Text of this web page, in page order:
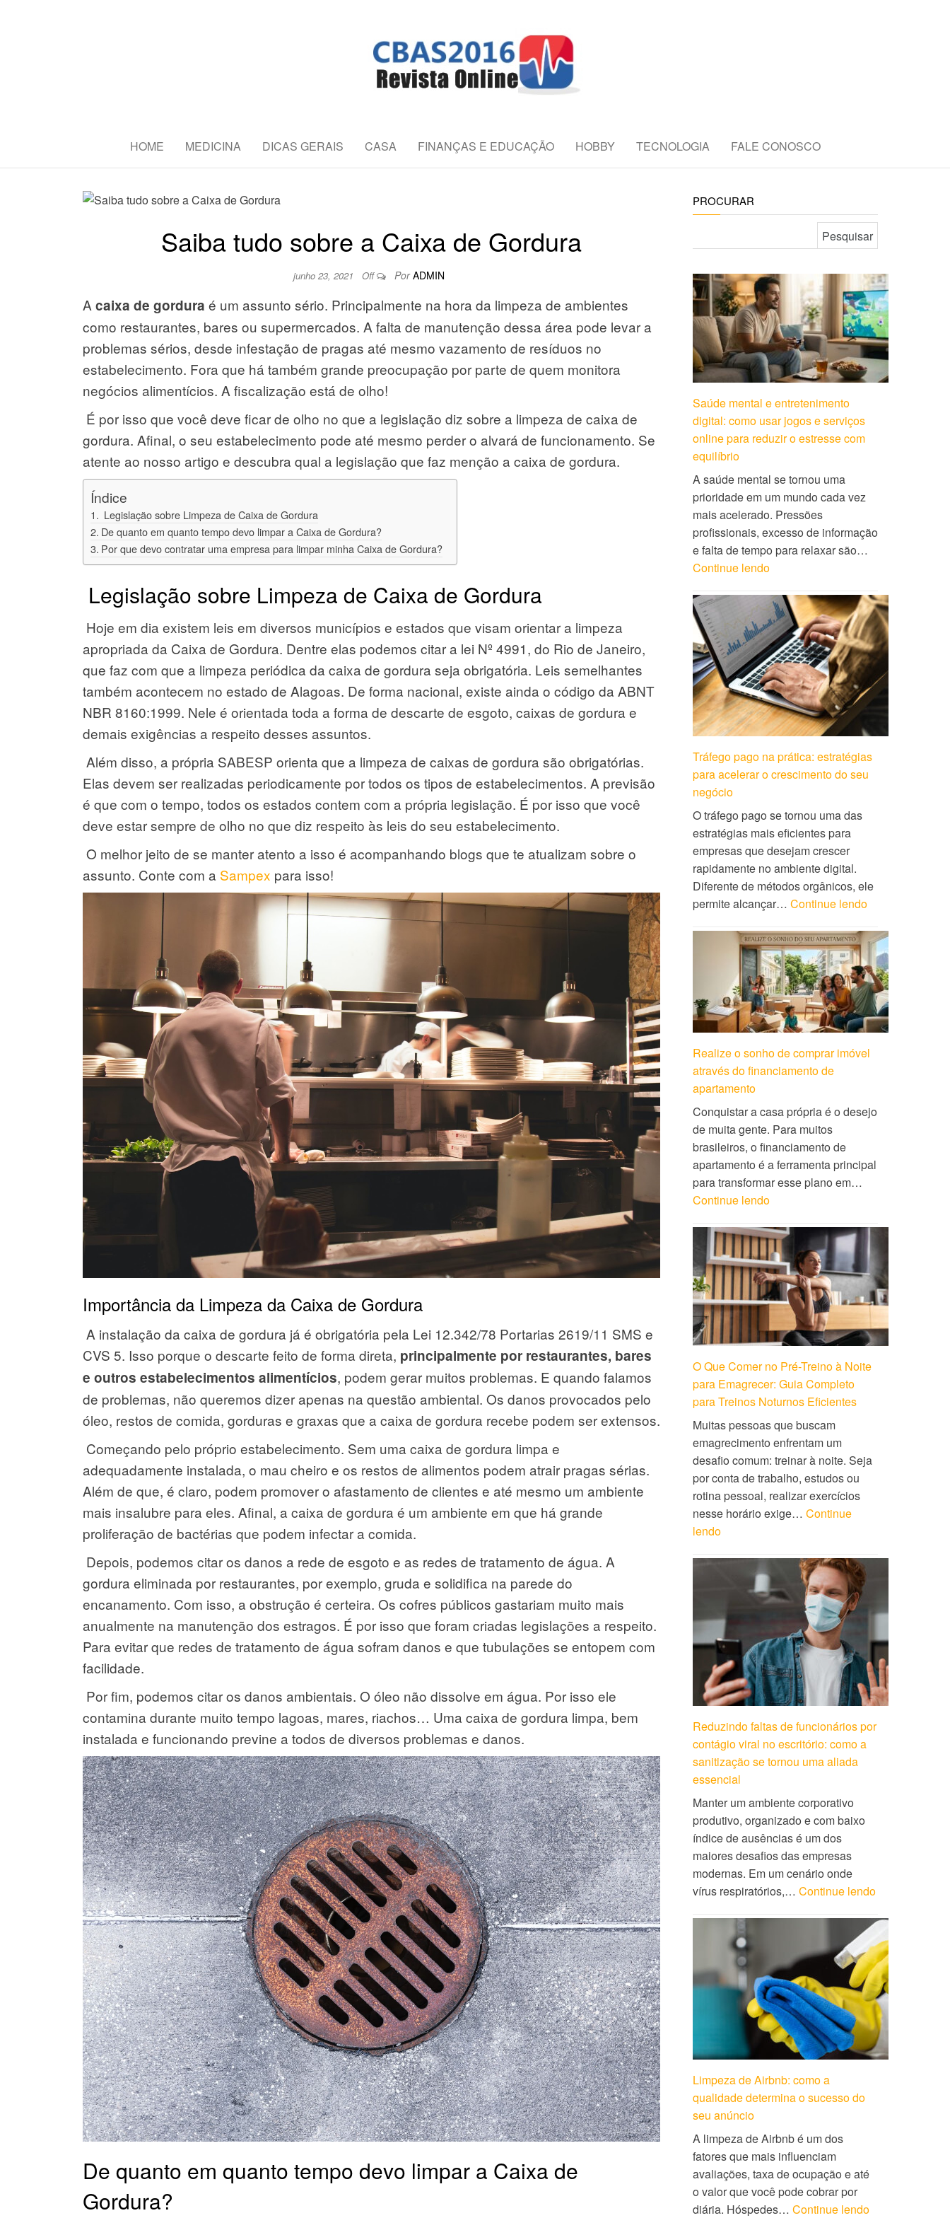
HOME MEDICINA DICAS GERAIS CASA FINANÇAS E EDUCAÇÃO HOBBY TECNOLOGIA FALE CONOSCO
Saiba tudo sobre a Caixa de Gordura
junho 23, 2021 Off Por ADMIN
A caixa de gordura é um assunto sério. Principalmente na hora da limpeza de ambientes
como restaurantes, bares ou supermercados. A falta de manutenção dessa área pode levar a
problemas sérios, desde infestação de pragas até mesmo vazamento de resíduos no
estabelecimento. Fora que há também grande preocupação por parte de quem monitora
negócios alimentícios. A fiscalização está de olho!
É por isso que você deve ficar de olho no que a legislação diz sobre a limpeza de caixa de
gordura. Afinal, o seu estabelecimento pode até mesmo perder o alvará de funcionamento. Se
atente ao nosso artigo e descubra qual a legislação que faz menção a caixa de gordura.
Índice
Legislação sobre Limpeza de Caixa de Gordura
De quanto em quanto tempo devo limpar a Caixa de Gordura?
Por que devo contratar uma empresa para limpar minha Caixa de Gordura?
Legislação sobre Limpeza de Caixa de Gordura
Hoje em dia existem leis em diversos municípios e estados que visam orientar a limpeza
apropriada da Caixa de Gordura. Dentre elas podemos citar a lei Nº 4991, do Rio de Janeiro,
que faz com que a limpeza periódica da caixa de gordura seja obrigatória. Leis semelhantes
também acontecem no estado de Alagoas. De forma nacional, existe ainda o código da ABNT
NBR 8160:1999. Nele é orientada toda a forma de descarte de esgoto, caixas de gordura e
demais exigências a respeito desses assuntos.
Além disso, a própria SABESP orienta que a limpeza de caixas de gordura são obrigatórias.
Elas devem ser realizadas periodicamente por todos os tipos de estabelecimentos. A previsão
é que com o tempo, todos os estados contem com a própria legislação. É por isso que você
deve estar sempre de olho no que diz respeito às leis do seu estabelecimento.
O melhor jeito de se manter atento a isso é acompanhando blogs que te atualizam sobre o
assunto. Conte com a Sampex para isso!
Importância da Limpeza da Caixa de Gordura
A instalação da caixa de gordura já é obrigatória pela Lei 12.342/78 Portarias 2619/11 SMS e
CVS 5. Isso porque o descarte feito de forma direta, principalmente por restaurantes, bares
e outros estabelecimentos alimentícios, podem gerar muitos problemas. E quando falamos
de problemas, não queremos dizer apenas na questão ambiental. Os danos provocados pelo
óleo, restos de comida, gorduras e graxas que a caixa de gordura recebe podem ser extensos.
Começando pelo próprio estabelecimento. Sem uma caixa de gordura limpa e
adequadamente instalada, o mau cheiro e os restos de alimentos podem atrair pragas sérias.
Além de que, é claro, podem promover o afastamento de clientes e até mesmo um ambiente
mais insalubre para eles. Afinal, a caixa de gordura é um ambiente em que há grande
proliferação de bactérias que podem infectar a comida.
Depois, podemos citar os danos a rede de esgoto e as redes de tratamento de água. A
gordura eliminada por restaurantes, por exemplo, gruda e solidifica na parede do
encanamento. Com isso, a obstrução é certeira. Os cofres públicos gastariam muito mais
anualmente na manutenção dos estragos. É por isso que foram criadas legislações a respeito.
Para evitar que redes de tratamento de água sofram danos e que tubulações se entopem com
facilidade.
Por fim, podemos citar os danos ambientais. O óleo não dissolve em água. Por isso ele
contamina durante muito tempo lagoas, mares, riachos… Uma caixa de gordura limpa, bem
instalada e funcionando previne a todos de diversos problemas e danos.
De quanto em quanto tempo devo limpar a Caixa de
Gordura?
PROCURAR
Saúde mental e entretenimento
digital: como usar jogos e serviços
online para reduzir o estresse com
equilíbrio
A saúde mental se tornou uma
prioridade em um mundo cada vez
mais acelerado. Pressões
profissionais, excesso de informação
e falta de tempo para relaxar são…
Continue lendo
Tráfego pago na prática: estratégias
para acelerar o crescimento do seu
negócio
O tráfego pago se tornou uma das
estratégias mais eficientes para
empresas que desejam crescer
rapidamente no ambiente digital.
Diferente de métodos orgânicos, ele
permite alcançar… Continue lendo
Realize o sonho de comprar imóvel
através do financiamento de
apartamento
Conquistar a casa própria é o desejo
de muita gente. Para muitos
brasileiros, o financiamento de
apartamento é a ferramenta principal
para transformar esse plano em…
Continue lendo
O Que Comer no Pré-Treino à Noite
para Emagrecer: Guia Completo
para Treinos Noturnos Eficientes
Muitas pessoas que buscam
emagrecimento enfrentam um
desafio comum: treinar à noite. Seja
por conta de trabalho, estudos ou
rotina pessoal, realizar exercícios
nesse horário exige… Continue
lendo
Reduzindo faltas de funcionários por
contágio viral no escritório: como a
sanitização se tornou uma aliada
essencial
Manter um ambiente corporativo
produtivo, organizado e com baixo
índice de ausências é um dos
maiores desafios das empresas
modernas. Em um cenário onde
vírus respiratórios,… Continue lendo
Limpeza de Airbnb: como a
qualidade determina o sucesso do
seu anúncio
A limpeza de Airbnb é um dos
fatores que mais influenciam
avaliações, taxa de ocupação e até
o valor que você pode cobrar por
diária. Hóspedes… Continue lendo